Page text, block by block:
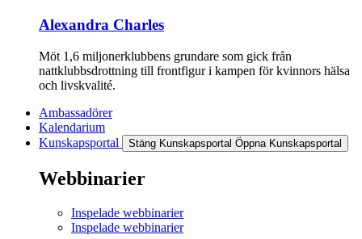
Alexandra Charles
Möt 1,6 miljonerklubbens grundare som gick från
nattklubbsdrottning till frontfigur i kampen för kvinnors hälsa
och livskvalité.
Ambassadörer
Kalendarium
Kunskapsportal
Stäng Kunskapsportal Öppna Kunskapsportal
Webbinarier
Inspelade webbinarier
Inspelade webbinarier